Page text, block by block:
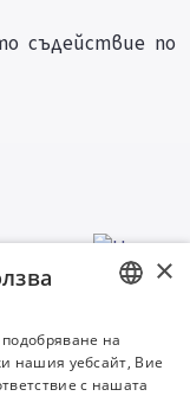
съдействие по
BULGARIAN
ENGLISH
×
на
нашия уебсайт, Вие
с нашата